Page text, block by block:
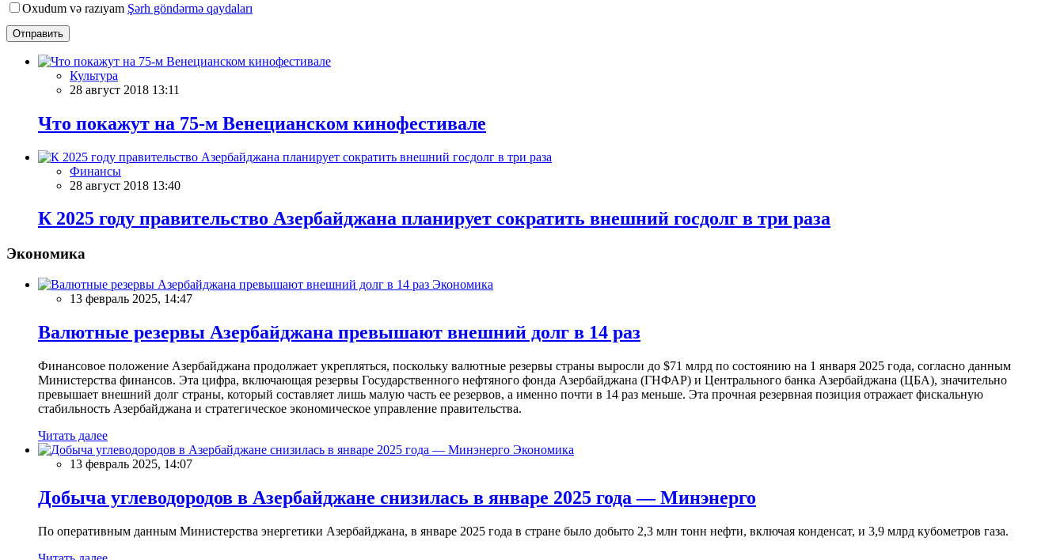
Oxudum və razıyam Şərh göndərmə qaydaları
Отправить
Культура
28 август 2018 13:11
Что покажут на 75-м Венецианском кинофестивале
Финансы
28 август 2018 13:40
К 2025 году правительство Азербайджана планирует сократить внешний госдолг в три раза
Экономика
Экономика
13 февраль 2025, 14:47
Валютные резервы Азербайджана превышают внешний долг в 14 раз
Финансовое положение Азербайджана продолжает укрепляться, поскольку валютные резервы страны выросли до $71 млрд по состоянию на 1 января 2025 года, согласно данным
Министерства финансов. Эта цифра, включающая резервы Государственного нефтяного фонда Азербайджана (ГНФАР) и Центрального банка Азербайджана (ЦБА), значительно
превышает внешний долг страны, который составляет лишь малую часть ее резервов, а именно почти в 14 раз меньше. Эта прочная резервная позиция отражает фискальную
стабильность Азербайджана и стратегическое экономическое управление правительства.
Читать далее
Экономика
13 февраль 2025, 14:07
Добыча углеводородов в Азербайджане снизилась в январе 2025 года — Минэнерго
По оперативным данным Министерства энергетики Азербайджана, в январе 2025 года в стране было добыто 2,3 млн тонн нефти, включая конденсат, и 3,9 млрд кубометров газа.